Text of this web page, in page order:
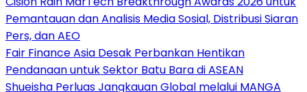
Pemantauan dan Analisis Media Sosial, Distribusi Siaran
Pers, dan AEO
Fair Finance Asia Desak Perbankan Hentikan
Pendanaan untuk Sektor Batu Bara di ASEAN
Shueisha Perluas Jangkauan Global melalui MANGA